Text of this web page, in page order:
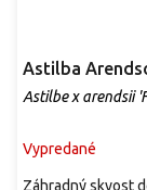
Astilba
Astilbe x arendsii
Vypredané
Záhradný skvost